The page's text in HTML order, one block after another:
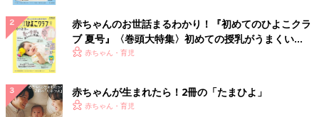
赤ちゃんのお世話まるわかり！『初めてのひよこクラ
ブ 夏号』〈巻頭大特集〉初めての授乳がうまくい
く！ おっぱい・ミルクの基本と夏のトラブル 解決テ
赤ちゃん・育児
赤ちゃんが生まれたら！2冊の「たまひよ」
赤ちゃん・育児